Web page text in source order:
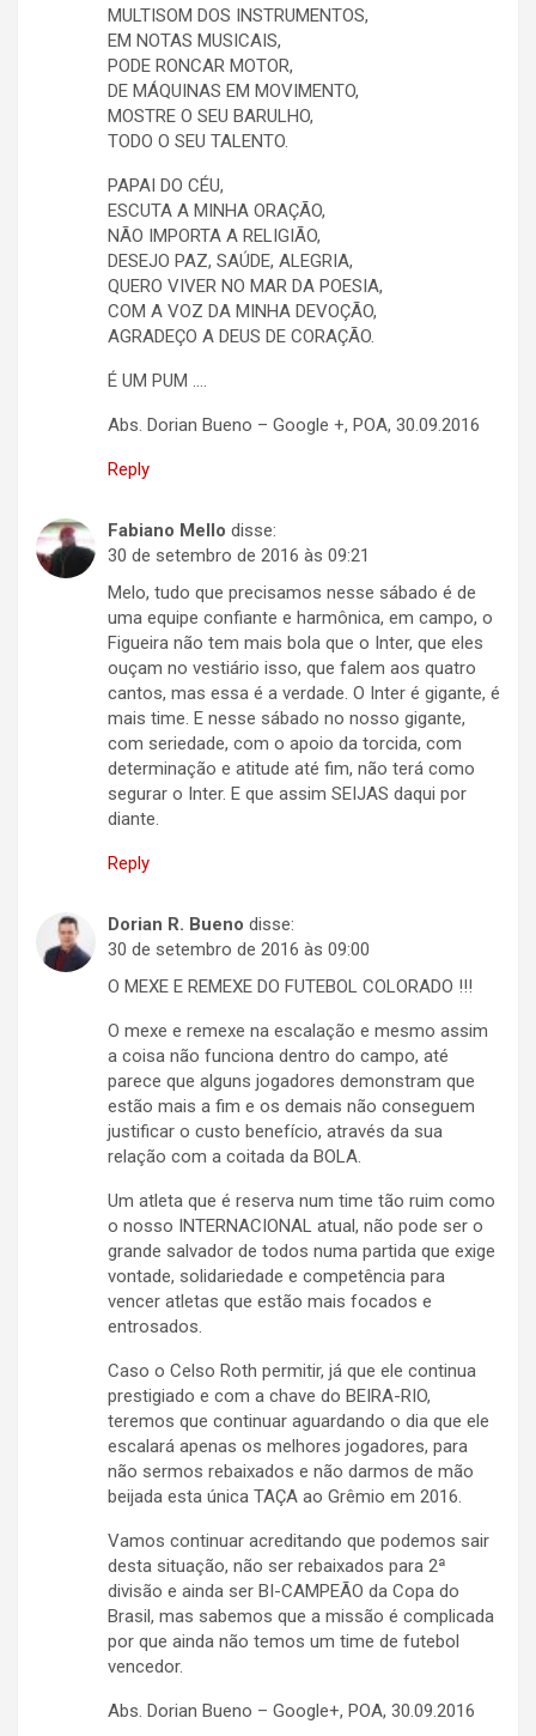
MULTISOM DOS INSTRUMENTOS,
EM NOTAS MUSICAIS,
PODE RONCAR MOTOR,
DE MÁQUINAS EM MOVIMENTO,
MOSTRE O SEU BARULHO,
TODO O SEU TALENTO.
PAPAI DO CÉU,
ESCUTA A MINHA ORAÇÃO,
NÃO IMPORTA A RELIGIÃO,
DESEJO PAZ, SAÚDE, ALEGRIA,
QUERO VIVER NO MAR DA POESIA,
COM A VOZ DA MINHA DEVOÇÃO,
AGRADEÇO A DEUS DE CORAÇÃO.
É UM PUM ….
Abs. Dorian Bueno – Google +, POA, 30.09.2016
Reply
Fabiano Mello disse:
30 de setembro de 2016 às 09:21
Melo, tudo que precisamos nesse sábado é de
uma equipe confiante e harmônica, em campo, o
Figueira não tem mais bola que o Inter, que eles
ouçam no vestiário isso, que falem aos quatro
cantos, mas essa é a verdade. O Inter é gigante, é
mais time. E nesse sábado no nosso gigante,
com seriedade, com o apoio da torcida, com
determinação e atitude até fim, não terá como
segurar o Inter. E que assim SEIJAS daqui por
diante.
Reply
Dorian R. Bueno disse:
30 de setembro de 2016 às 09:00
O MEXE E REMEXE DO FUTEBOL COLORADO !!!
O mexe e remexe na escalação e mesmo assim
a coisa não funciona dentro do campo, até
parece que alguns jogadores demonstram que
estão mais a fim e os demais não conseguem
justificar o custo benefício, através da sua
relação com a coitada da BOLA.
Um atleta que é reserva num time tão ruim como
o nosso INTERNACIONAL atual, não pode ser o
grande salvador de todos numa partida que exige
vontade, solidariedade e competência para
vencer atletas que estão mais focados e
entrosados.
Caso o Celso Roth permitir, já que ele continua
prestigiado e com a chave do BEIRA-RIO,
teremos que continuar aguardando o dia que ele
escalará apenas os melhores jogadores, para
não sermos rebaixados e não darmos de mão
beijada esta única TAÇA ao Grêmio em 2016.
Vamos continuar acreditando que podemos sair
desta situação, não ser rebaixados para 2ª
divisão e ainda ser BI-CAMPEÃO da Copa do
Brasil, mas sabemos que a missão é complicada
por que ainda não temos um time de futebol
vencedor.
Abs. Dorian Bueno – Google+, POA, 30.09.2016